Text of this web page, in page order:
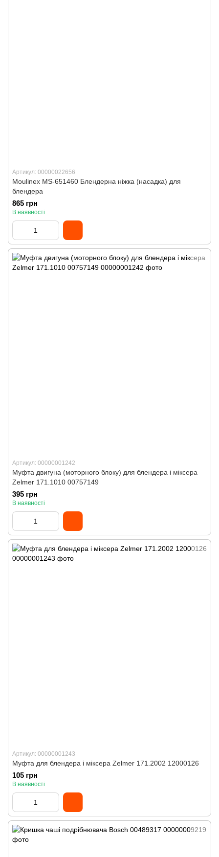
Артикул: 00000022656
Moulinex MS-651460 Блендерна ніжка (насадка) для
блендера
865 грн
В наявності
Артикул: 00000001242
Муфта двигуна (моторного блоку) для блендера і міксера
Zelmer 171.1010 00757149
395 грн
В наявності
Артикул: 00000001243
Муфта для блендера і міксера Zelmer 171.2002 12000126
105 грн
В наявності